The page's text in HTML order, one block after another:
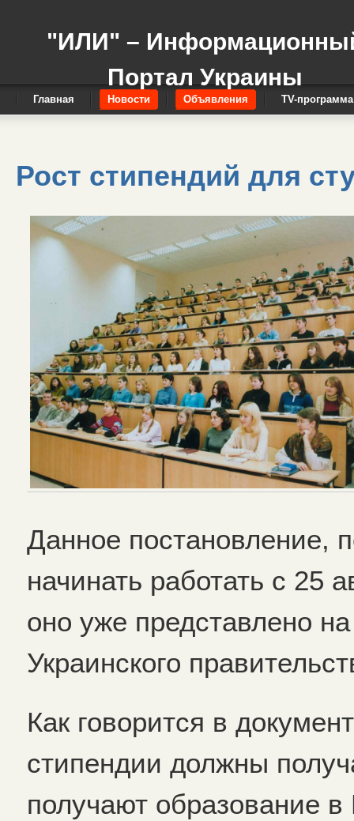
"ИЛИ" –
Портал Украины
Главная Новости Объявления TV-программа
Рост стипендий для
Данное постановление,
начинать работать с 25
оно уже представлено
Украинского
Как говорится в
стипендии должны
получают образование